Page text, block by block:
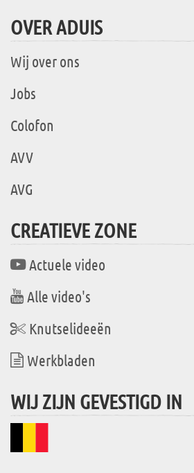
OVER ADUIS
Wij over ons
Jobs
Colofon
AVV
AVG
CREATIEVE ZONE
Actuele video
Alle video's
Knutselideeën
Werkbladen
WIJ ZIJN GEVESTIGD IN